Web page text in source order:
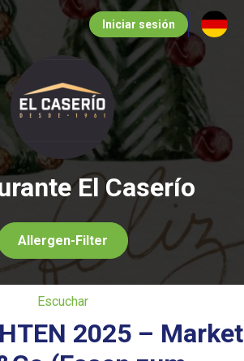
Iniciar sesión
El Caserío
Allergen-Filter
Escuchar
2025 – Market